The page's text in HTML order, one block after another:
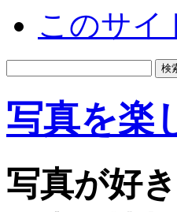
このサイ
写真を楽
写真が好